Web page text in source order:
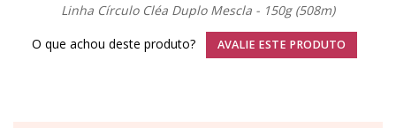
Linha Círculo Cléa Duplo Mescla - 150g (508m)
O que achou deste produto?
AVALIE ESTE PRODUTO